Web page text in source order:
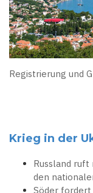
Registrierung und
Krieg in der
Russland
den
Söder